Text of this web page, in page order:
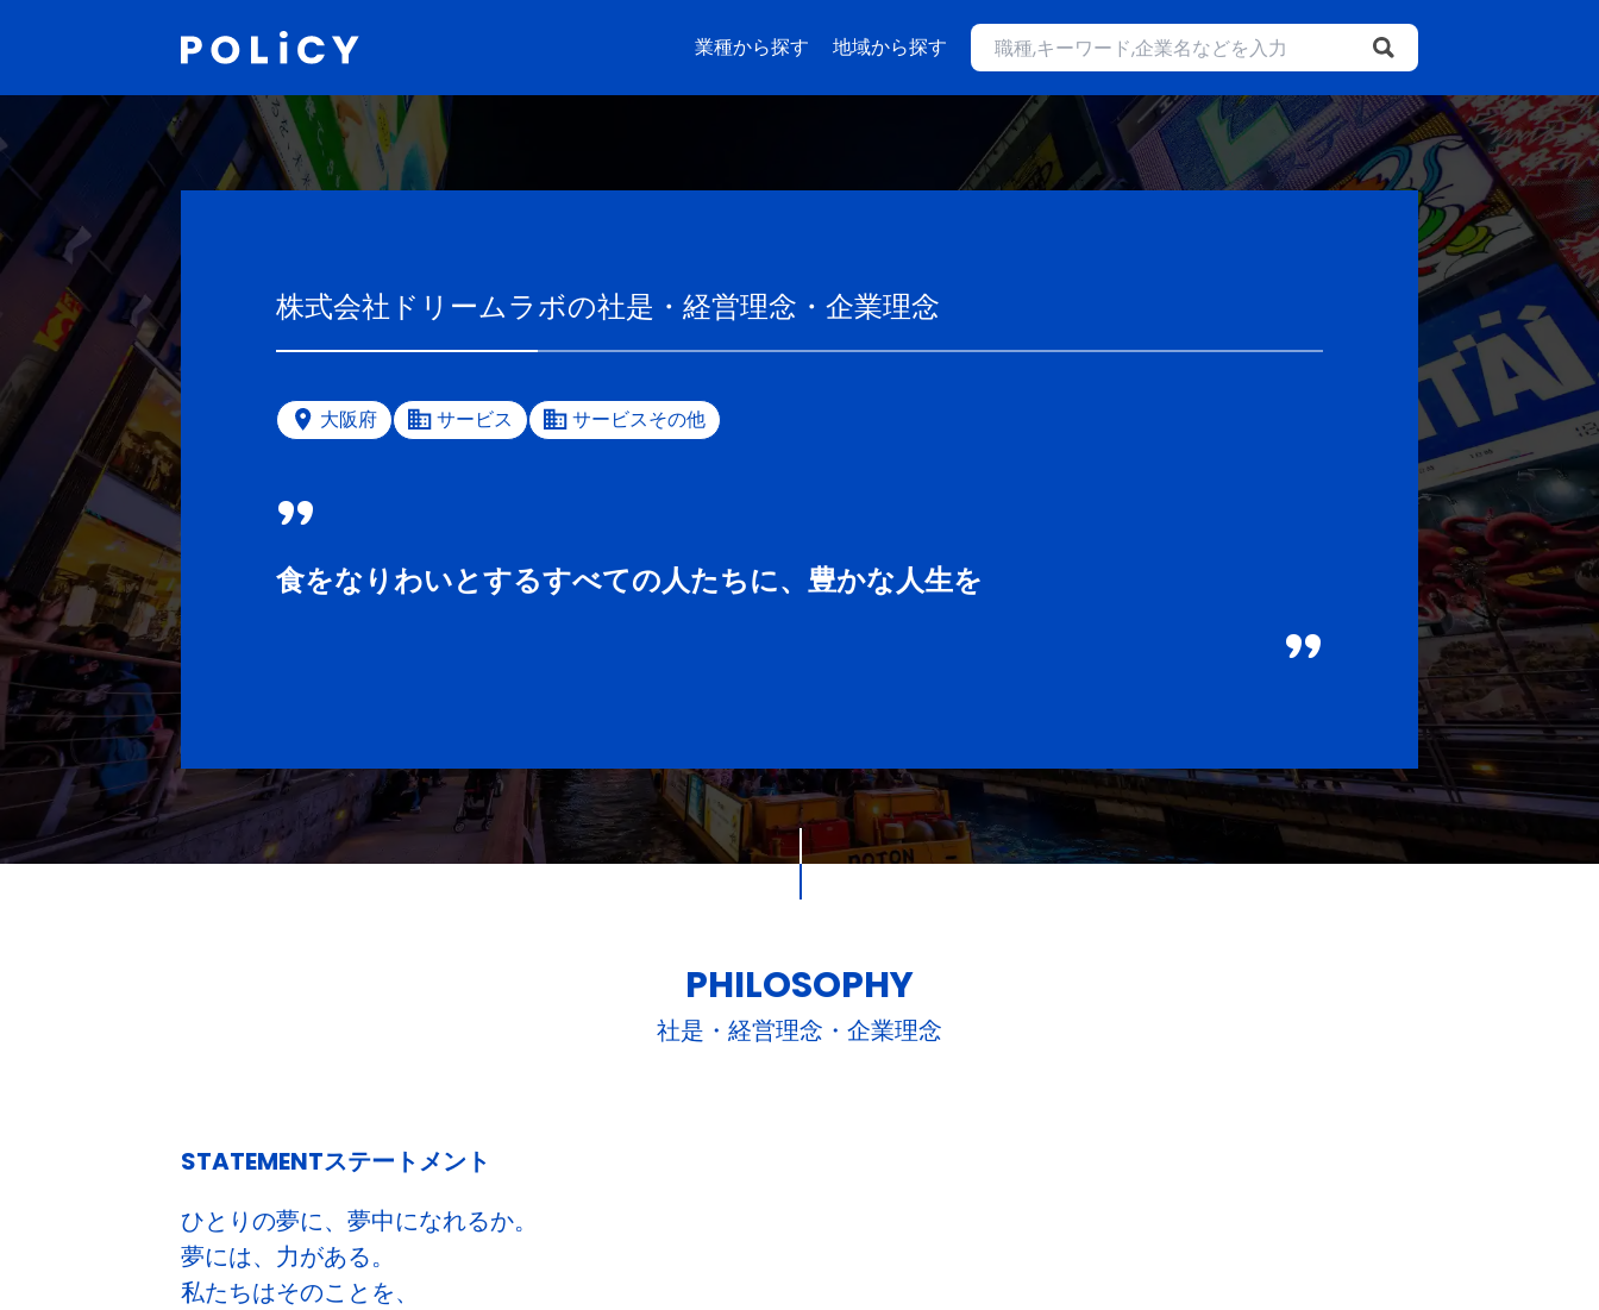
業種から探す 地域から探す
株式会社ドリームラボの社是・経営理念・企業理念
大阪府 サービス サービスその他
食をなりわいとするすべての人たちに、豊かな人生を
PHILOSOPHY
社是・経営理念・企業理念
STATEMENTステートメント
ひとりの夢に、夢中になれるか。
夢には、力がある。
私たちはそのことを、